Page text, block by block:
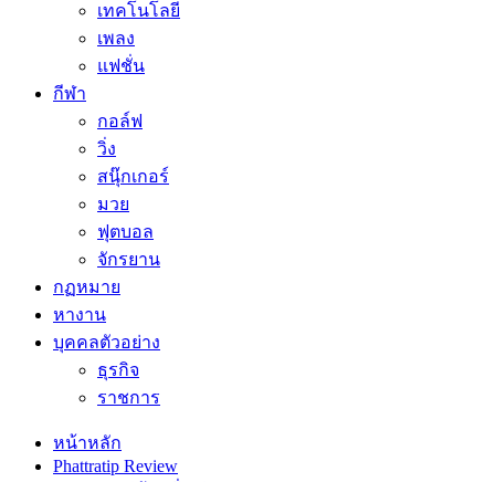
เทคโนโลยี
เพลง
แฟชั่น
กีฬา
กอล์ฟ
วิ่ง
สนุ๊กเกอร์
มวย
ฟุตบอล
จักรยาน
กฏหมาย
หางาน
บุคคลตัวอย่าง
ธุรกิจ
ราชการ
หน้าหลัก
Phattratip Review